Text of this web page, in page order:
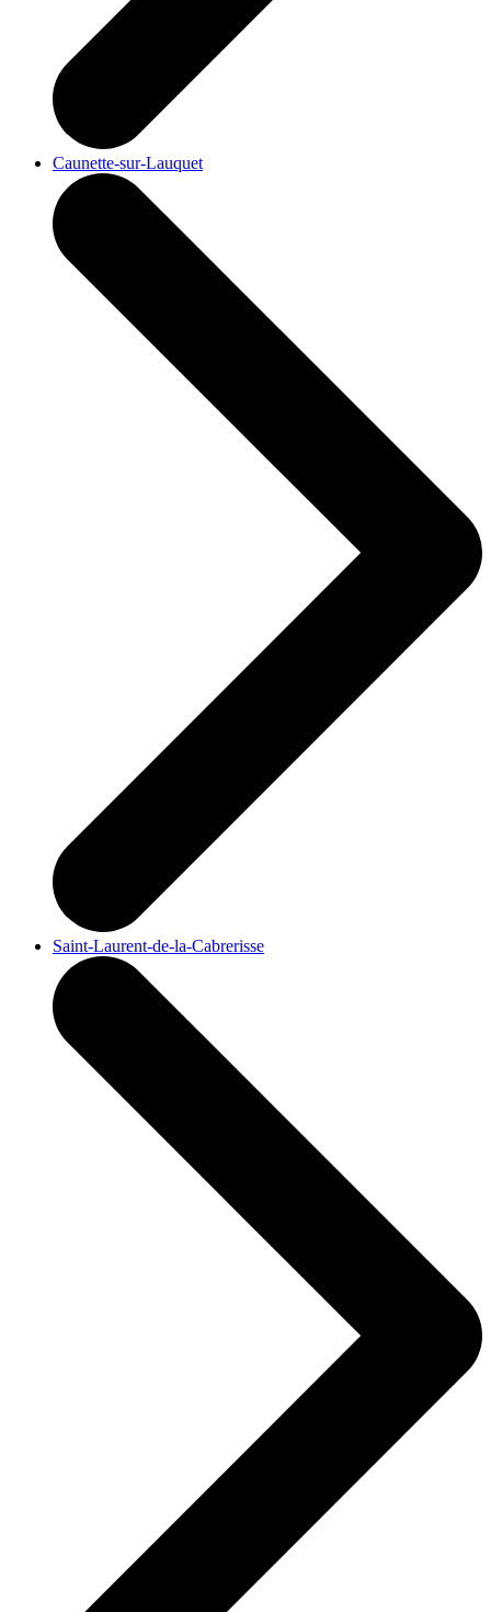
Caunette-sur-Lauquet
Saint-Laurent-de-la-Cabrerisse